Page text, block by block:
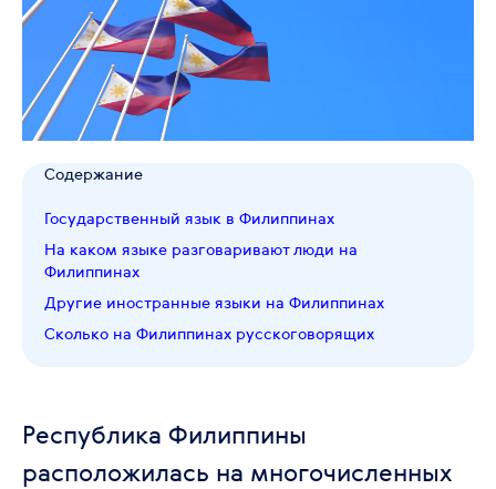
Содержание
Государственный язык в Филиппинах
На каком языке разговаривают люди на
Филиппинах
Другие иностранные языки на Филиппинах
Сколько на Филиппинах русскоговорящих
Республика Филиппины
расположилась на многочисленных